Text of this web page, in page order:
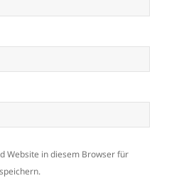
Website in diesem Browser für